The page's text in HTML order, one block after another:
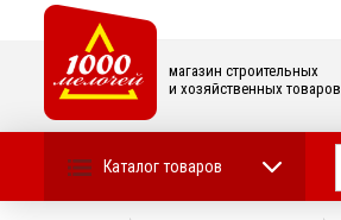
магазин строительных
и хозяйственных товаров
Каталог товаров